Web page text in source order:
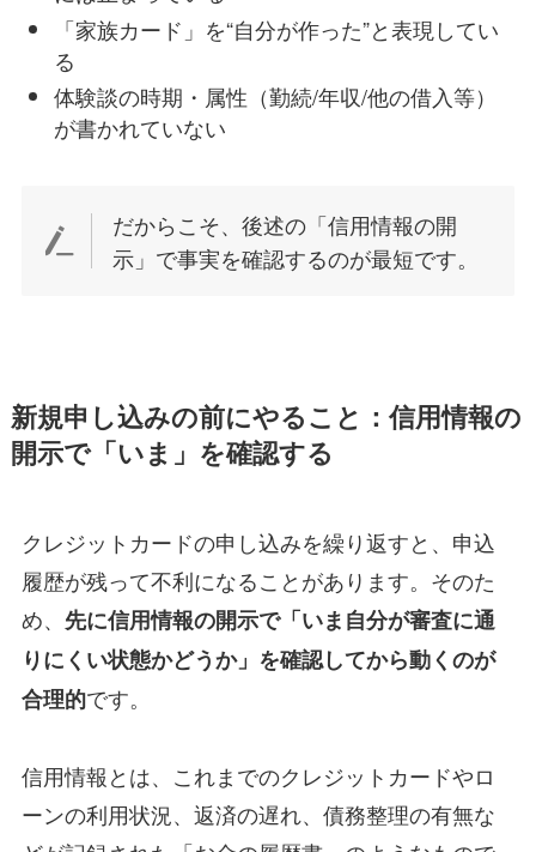
「家族カード」を“自分が作った”と表現してい
る
体験談の時期・属性（勤続/年収/他の借入等）
が書かれていない
だからこそ、後述の「信用情報の開
示」で事実を確認するのが最短です。
新規申し込みの前にやること：信用情報の
開示で「いま」を確認する
クレジットカードの申し込みを繰り返すと、申込
履歴が残って不利になることがあります。そのた
め、 先に信用情報の開示で「いま自分が審査に通
りにくい状態かどうか」を確認してから動くのが
合理的です。
信用情報とは、これまでのクレジットカードやロ
ーンの利用状況、返済の遅れ、債務整理の有無な